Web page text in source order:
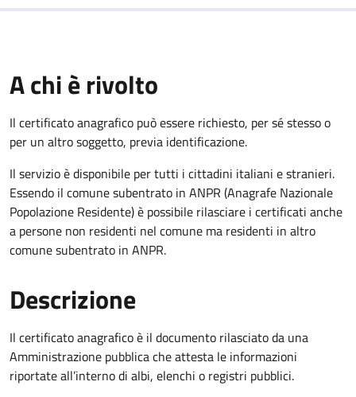
A chi è rivolto
Il certificato anagrafico può essere richiesto, per sé stesso o
per un altro soggetto, previa identificazione.
Il servizio è disponibile per tutti i cittadini italiani e stranieri.
Essendo il comune subentrato in ANPR (Anagrafe Nazionale
Popolazione Residente) è possibile rilasciare i certificati anche
a persone non residenti nel comune ma residenti in altro
comune subentrato in ANPR.
Descrizione
Il certificato anagrafico è il documento rilasciato da una
Amministrazione pubblica che attesta le informazioni
riportate all’interno di albi, elenchi o registri pubblici.